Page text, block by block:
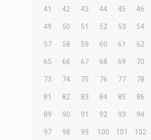
41 42 43 44 45 46
49 50 51 52 53 54
57 58 59 60 61 62
65 66 67 68 69 70
73 74 75 76 77 78
81 82 83 84 85 86
89 90 91 92 93 94
97 98 99 100 101 102